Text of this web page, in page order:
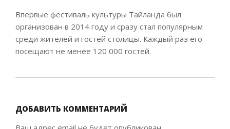
Впервые фестиваль культуры Тайланда был
организован в 2014 году и сразу стал популярным
среди жителей и гостей столицы. Каждый раз его
посещают не менее 120 000 гостей.
02
ДОБАВИТЬ КОММЕНТАРИЙ